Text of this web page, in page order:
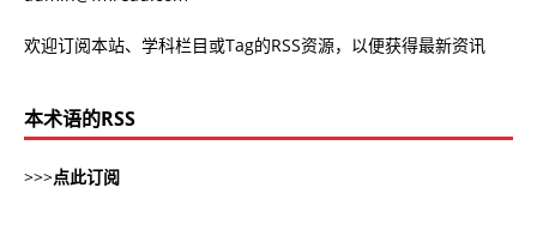
欢迎订阅本站、学科栏目或Tag的RSS资源，以便获得最新资讯
本术语的RSS
>>>点此订阅